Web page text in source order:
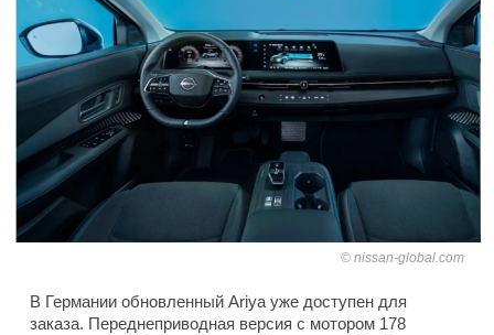
nissan-global.com
В Германии обновленный Ariya уже доступен для
заказа. Переднеприводная версия с мотором 178